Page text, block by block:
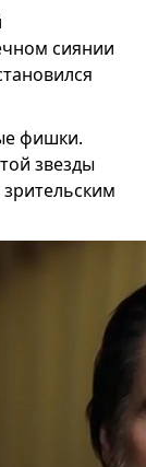
сиянии
фишки.
звезды